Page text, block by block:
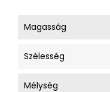
Magasság
Szélesség
Mélység